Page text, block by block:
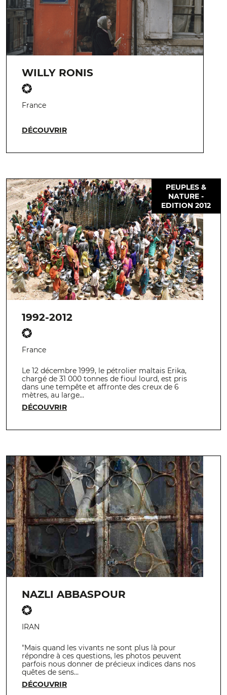
WILLY RONIS
France
DÉCOUVRIR
PEUPLES &
NATURE -
EDITION 2012
1992-2012
France
Le 12 décembre 1999, le pétrolier maltais Erika,
chargé de 31 000 tonnes de fioul lourd, est pris
dans une tempête et affronte des creux de 6
mètres, au large…
DÉCOUVRIR
NAZLI ABBASPOUR
IRAN
"Mais quand les vivants ne sont plus là pour
répondre à ces questions, les photos peuvent
parfois nous donner de précieux indices dans nos
quêtes de sens…
DÉCOUVRIR